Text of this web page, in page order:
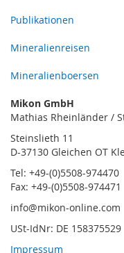
Publikationen
Mineralienreisen
Mineralienboersen
Mikon GmbH
Mathias Rheinländer /
Steinslieth 11
D-37130 Gleichen OT
Tel: +49-(0)5508-974470
Fax: +49-(0)5508-974471
info@mikon-online.com
USt-IdNr: DE 158375529
Impressum